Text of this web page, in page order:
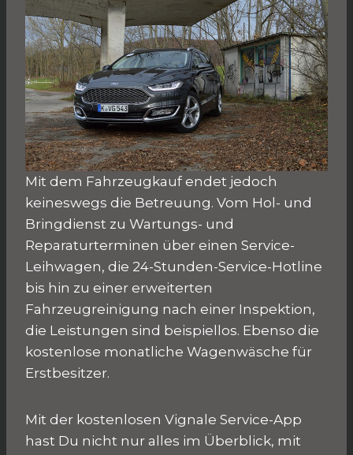
Mit dem Fahrzeugkauf endet jedoch
keineswegs die Betreuung. Vom Hol- und
Bringdienst zu Wartungs- und
Reparaturterminen über einen Service-
Leihwagen, die 24-Stunden-Service-Hotline
bis hin zu einer erweiterten
Fahrzeugreinigung nach einer Inspektion,
die Leistungen sind beispiellos. Ebenso die
kostenlose monatliche Wagenwäsche für
Erstbesitzer.
Mit der kostenlosen Vignale Service-App
hast Du nicht nur alles im Überblick, mit